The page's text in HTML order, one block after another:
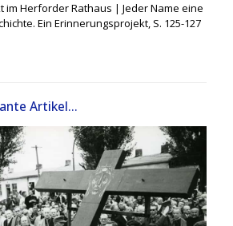
im Herforder Rathaus | Jeder Name eine
Ein Erinnerungsprojekt, S. 125-127
Artikel...